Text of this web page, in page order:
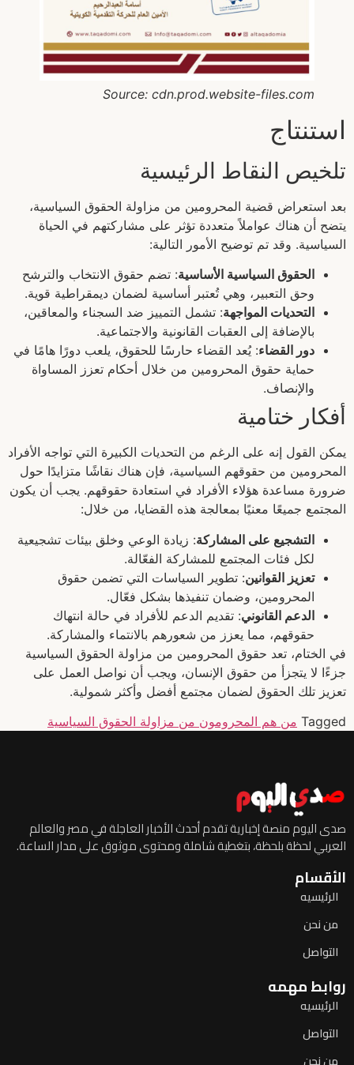
Source: cdn.prod.website-files.com
استنتاج
تلخيص النقاط الرئيسية
بعد استعراض قضية المحرومين من مزاولة الحقوق السياسية،
يتضح أن هناك عواملاً متعددة تؤثر على مشاركتهم في الحياة
السياسية. وقد تم توضيح الأمور التالية:
الحقوق السياسية الأساسية: تضم حقوق الانتخاب والترشح
وحق التعبير، وهي تُعتبر أساسية لضمان ديمقراطية قوية.
التحديات المواجهة: تشمل التمييز ضد السجناء والمعاقين،
بالإضافة إلى العقبات القانونية والاجتماعية.
دور القضاء: يُعد القضاء حارسًا للحقوق، يلعب دورًا هامًا في
حماية حقوق المحرومين من خلال أحكام تعزز المساواة
والإنصاف.
أفكار ختامية
يمكن القول إنه على الرغم من التحديات الكبيرة التي تواجه الأفراد
المحرومين من حقوقهم السياسية، فإن هناك نقاشًا متزايدًا حول
ضرورة مساعدة هؤلاء الأفراد في استعادة حقوقهم. يجب أن يكون
المجتمع جميعًا معنيًا بمعالجة هذه القضايا، من خلال:
التشجيع على المشاركة: زيادة الوعي وخلق بيئات تشجيعية
لكل فئات المجتمع للمشاركة الفعّالة.
تعزيز القوانين: تطوير السياسات التي تضمن حقوق
المحرومين، وضمان تنفيذها بشكل فعّال.
الدعم القانوني: تقديم الدعم للأفراد في حالة انتهاك
حقوقهم، مما يعزز من شعورهم بالانتماء والمشاركة.
في الختام، تعد حقوق المحرومين من مزاولة الحقوق السياسية
جزءًا لا يتجزأ من حقوق الإنسان، ويجب أن نواصل العمل على
تعزيز تلك الحقوق لضمان مجتمع أفضل وأكثر شمولية.
Tagged من هم المحرومون من مزاولة الحقوق السياسية
صدى اليوم منصة إخبارية تقدم أحدث الأخبار العاجلة في مصر والعالم
العربي لحظة بلحظة، بتغطية شاملة ومحتوى موثوق على مدار الساعة.
الأقسام
الرئيسيه
من نحن
التواصل
روابط مهمه
الرئيسيه
التواصل